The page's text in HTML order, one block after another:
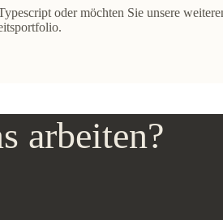
oder möchten Sie unsere
arbeiten?